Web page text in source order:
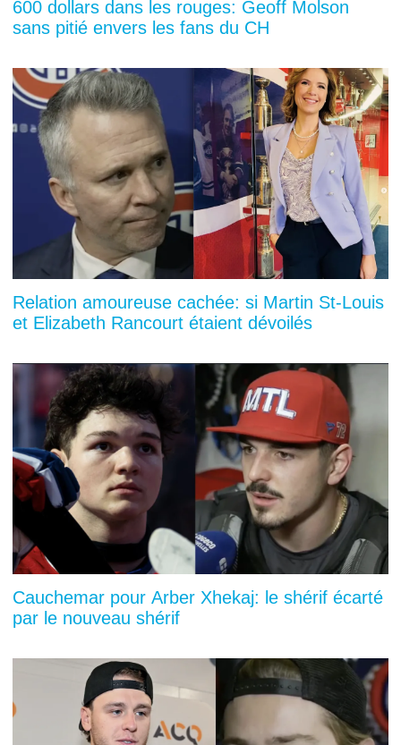
600 dollars dans les rouges: Geoff Molson
sans pitié envers les fans du CH
Relation amoureuse cachée: si Martin St-Louis
et Elizabeth Rancourt étaient dévoilés
Cauchemar pour Arber Xhekaj: le shérif écarté
par le nouveau shérif